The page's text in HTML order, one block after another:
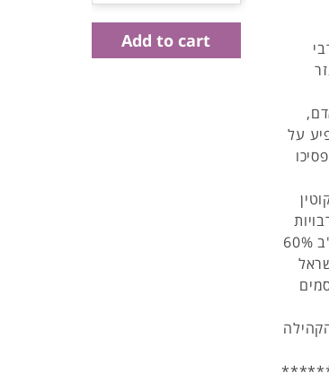
על
רבות, באירופה, בארה"ב וגם בעולם הערבי. מחקרים מלמדים כי בארה"ב 60%
בסמים
Add to cart